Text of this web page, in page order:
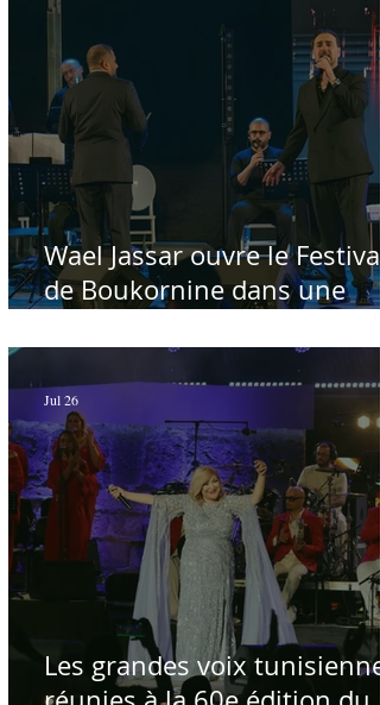
Wael Jassar ouvre le Festival
de Boukornine dans une
à guichets fermés - Par
Manaï
Les grandes voix
Jul 26